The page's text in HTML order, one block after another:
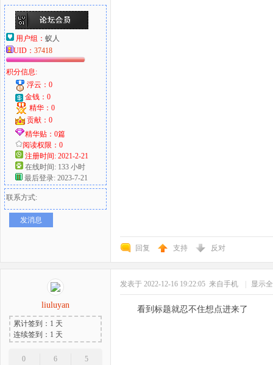
用户组： 蚁人
UID： 37418
积分信息:
浮云：0
金钱：0
精华：0
贡献：0
精华贴：0篇
阅读权限：0
注册时间: 2021-2-21
在线时间: 133 小时
最后登录: 2023-7-21
联系方式:
发消息
回复 支持 反对
liuluyan
累计签到：1 天
连续签到：1 天
0
6
5
发表于 2022-12-16 19:22:05 来自手机 显示
看到标题就忍不住想点进来了